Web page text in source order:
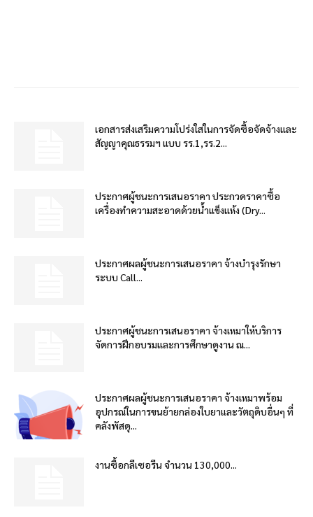
เอกสารส่งเสริมความโปร่งใสในการจัดซื้อจัดจ้างและ
สัญญาคุณธรรมฯ แบบ รร.1,รร.2...
ประกาศผู้ชนะการเสนอราคา ประกวดราคาซื้อ
เครื่องทำความสะอาดด้วยน้ำแข็งแห้ง (Dry...
ประกาศผลผู้ชนะการเสนอราคา จ้างบำรุงรักษา
ระบบ Call...
ประกาศผู้ชนะการเสนอราคา จ้างเหมาให้บริการ
จัดการฝึกอบรมและการศึกษาดูงาน ณ...
ประกาศผลผู้ชนะการเสนอราคา จ้างเหมาพร้อม
อุปกรณ์ในการขนย้ายกล่องใบยาและวัตถุดิบอื่นๆ ที่
คลังพัสดุ...
งานซื้อกลีเซอรีน จำนวน 130,000...